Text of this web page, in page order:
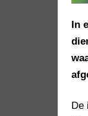
In
De